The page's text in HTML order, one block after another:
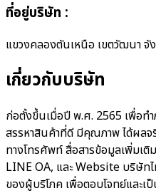
ที่อยู่บริษัท :
แขวงคลองตันเหนือ เขตวัฒนา
เกี่ยวกับบริษัท
ก่อตั้งขึ้นเมื่อปี พ.ศ. 2565 เพื่อท
สรรหาสินค้าที่ดี มีคุณภาพ ได้ผล
ทางโทรศัพท์ สื่อสารข้อมูลเพิ่มเติ
LINE OA, และ Website บริษัท
ของผู้บริโภค เพื่อตอบโจทย์และ